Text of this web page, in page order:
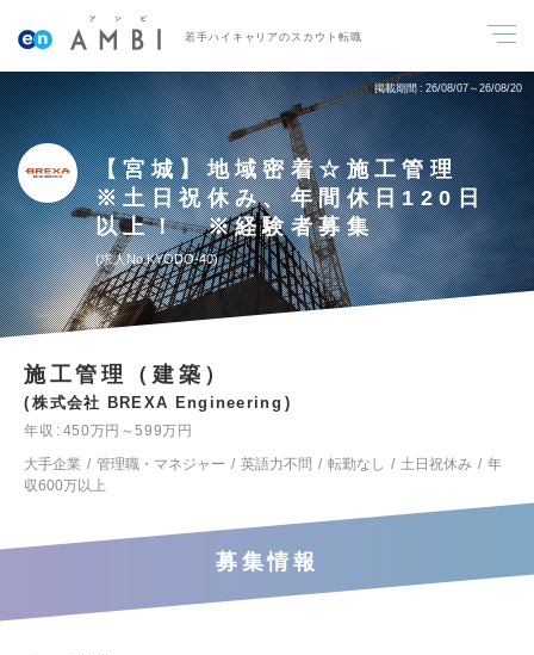
若手ハイキャリアのスカウト転職
掲載期間 26/08/07～26/08/20
【宮城】地域密着☆施工管理
※土日祝休み、年間休日120日
以上！ ※経験者募集
求人No.KYODO-40
施工管理（建築）
株式会社 BREXA Engineering
年収
450万円～599万円
大手企業
管理職・マネジャー 英語力不問 転勤なし 土日祝休み
年
収600万以上
募集情報